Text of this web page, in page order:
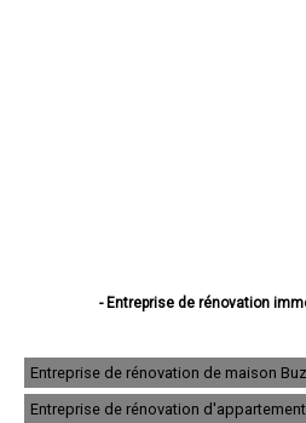
- Entreprise de rénovation
- Entreprise de rénovation
- Entreprise de rénovation
- Entreprise de rénovation
Entreprise de rénovation de maison
Entreprise de rénovation